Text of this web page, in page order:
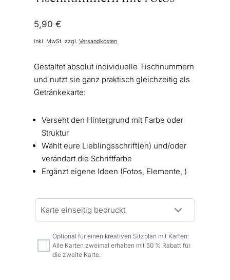
5,90 €
inkl. MwSt. zzgl. Versandkosten
Gestaltet absolut individuelle Tischnummern
und nutzt sie ganz praktisch gleichzeitig als
Getränkekarte:
Verseht den Hintergrund mit Farbe oder
Struktur
Wählt eure Lieblingsschrift(en) und/oder
verändert die Schriftfarbe
Ergänzt eigene Ideen (Fotos, Elemente, )
Optional für einen kreativen Sitzplan mit Karten:
Alle Karten zweimal erhalten mit 50 % Rabatt für
die zweite Karte.